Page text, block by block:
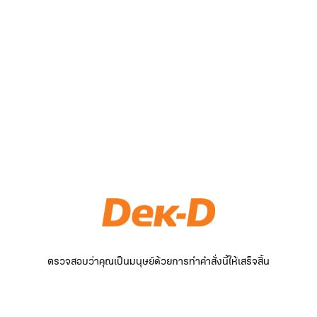
ตรวจสอบว่าคุณเป็นมนุษย์ด้วยการทำคำสั่งนี้ให้เสร็จสิ้น